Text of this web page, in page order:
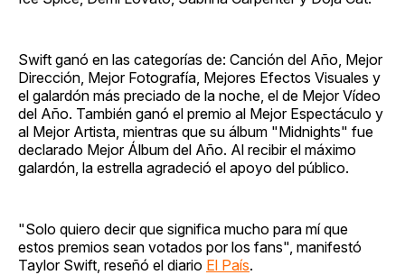
Swift ganó en las categorías de: Canción del Año, Mejor
Dirección, Mejor Fotografía, Mejores Efectos Visuales y
el galardón más preciado de la noche, el de Mejor Vídeo
del Año. También ganó el premio al Mejor Espectáculo y
al Mejor Artista, mientras que su álbum "Midnights" fue
declarado Mejor Álbum del Año. Al recibir el máximo
galardón, la estrella agradeció el apoyo del público.
"Solo quiero decir que significa mucho para mí que
estos premios sean votados por los fans", manifestó
Taylor Swift, reseñó el diario El País.